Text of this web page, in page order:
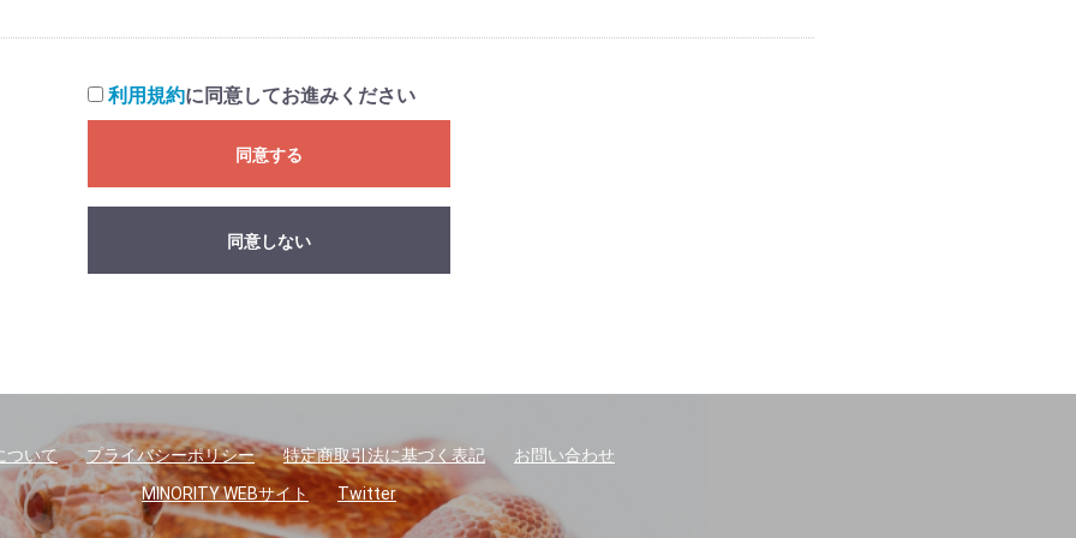
利用規約に同意してお進みください
同意する
同意しない
ついて プライバシーポリシー 特定商取引法に基づく表記
お問い合わせ
MINORITY WEBサイト
Twitter